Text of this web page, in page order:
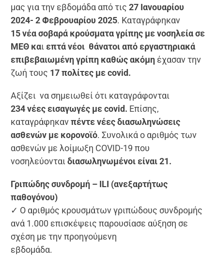
μας για την εβδομάδα από τις 27 Ιανουαρίου
2024- 2 Φεβρουαρίου 2025. Καταγράφηκαν
15 νέα σοβαρά κρούσματα γρίπης με νοσηλεία σε
ΜΕΘ και επτά νέοι θάνατοι από εργαστηριακά
επιβεβαιωμένη γρίπη καθώς ακόμη έχασαν την
ζωή τους 17 πολίτες με covid.
Αξίζει να σημειωθεί ότι καταγράφονται
234νέες εισαγωγές με covid. Επίσης,
καταγράφηκανπέντε νέες διασωληνώσεις
ασθενών με κορονοϊό. Συνολικά ο αριθμός των
ασθενών με λοίμωξη COVID-19 που
νοσηλεύονταιδιασωληνωμένοι είναι 21.
Γριπώδης συνδρομή – ILI (ανεξαρτήτως
παθογόνου)
✓ Ο αριθμός κρουσμάτων γριπώδους συνδρομής
ανά 1.000 επισκέψεις παρουσίασε αύξηση σε
σχέση με την προηγούμενη
εβδομάδα.